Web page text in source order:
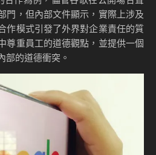
門，但內部文件顯示，實際上涉及
作模式引發了外界對企業責任的質
尊重員工的道德觀點，並提供一個
部的道德衝突。